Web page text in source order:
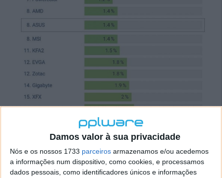
Damos valor à sua privacidade
Nós e os nossos 1733 parceiros armazenamos e/ou acedemos
a informações num dispositivo, como cookies, e processamos
dados pessoais, como identificadores únicos e informações
Garantia